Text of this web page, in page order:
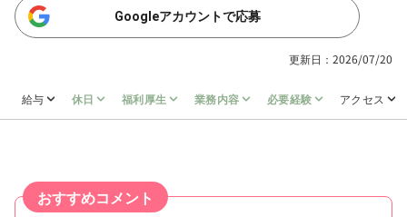
Googleアカウントで応募
更新日：2026/07/20
給与 休日 福利厚生 業務内容 必要経験 アクセス
おすすめコメント